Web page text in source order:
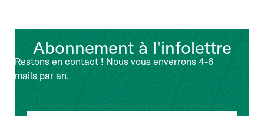
Abonnement à l'infolettre
Restons en contact ! Nous vous enverrons 4-6
mails par an.